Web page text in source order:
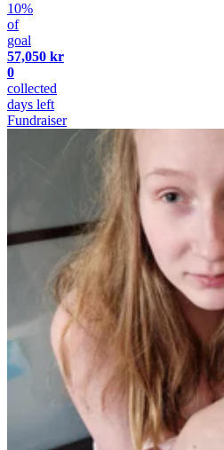
10%
of
goal
57,050 kr
0
collected
days left
Fundraiser